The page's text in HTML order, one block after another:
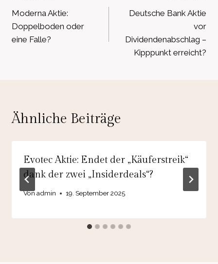
Moderna Aktie:
Doppelboden oder
eine Falle?
Deutsche Bank Aktie
vor
Dividendenabschlag –
Kipppunkt erreicht?
Ähnliche Beiträge
Evotec Aktie: Endet der „Käuferstreik“
dank der zwei „Insiderdeals“?
Vonadmin 19. September 2025